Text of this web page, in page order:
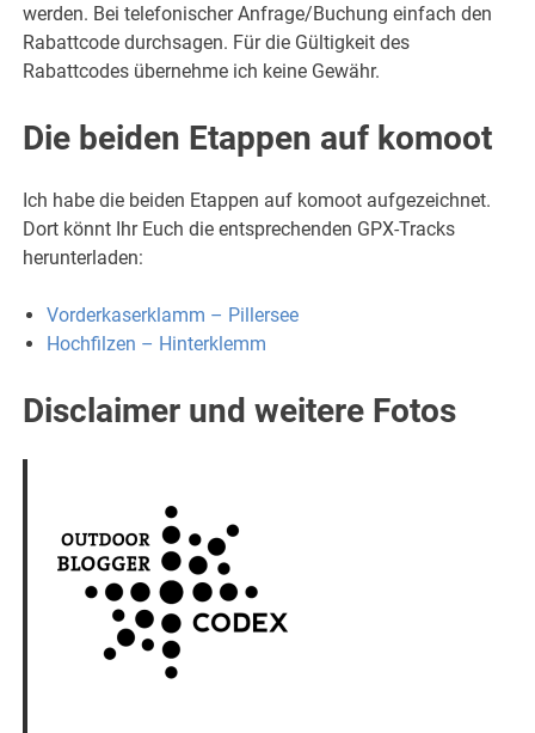
werden. Bei telefonischer Anfrage/Buchung einfach den
Rabattcode durchsagen. Für die Gültigkeit des
Rabattcodes übernehme ich keine Gewähr.
Die beiden Etappen auf komoot
Ich habe die beiden Etappen auf komoot aufgezeichnet.
Dort könnt Ihr Euch die entsprechenden GPX-Tracks
herunterladen:
Vorderkaserklamm – Pillersee
Hochfilzen – Hinterklemm
Disclaimer und weitere Fotos